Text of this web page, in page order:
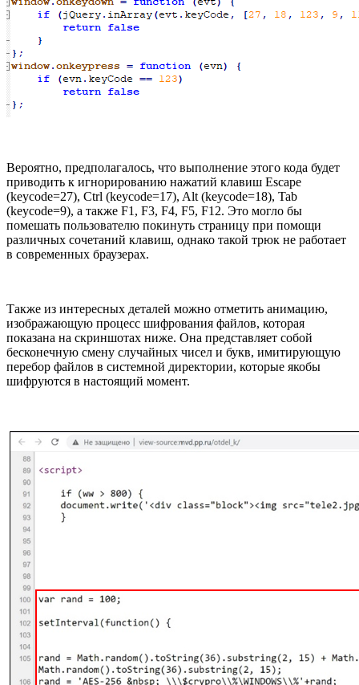
Вероятно, предполагалось, что выполнение этого кода будет
приводить к игнорированию нажатий клавиш Escape
(keycode=27), Ctrl (keycode=17), Alt (keycode=18), Tab
(keycode=9), а также F1, F3, F4, F5, F12. Это могло бы
помешать пользователю покинуть страницу при помощи
различных сочетаний клавиш, однако такой трюк не работает
в современных браузерах.
Также из интересных деталей можно отметить анимацию,
изображающую процесс шифрования файлов, которая
показана на скриншотах ниже. Она представляет собой
бесконечную смену случайных чисел и букв, имитирующую
перебор файлов в системной директории, которые якобы
шифруются в настоящий момент.